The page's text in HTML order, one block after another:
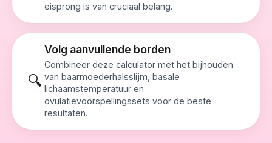
eisprong is van cruciaal belang.
🔍
Volg aanvullende borden
Combineer deze calculator met het bijhouden
van baarmoederhalsslijm, basale
lichaamstemperatuur en
ovulatievoorspellingssets voor de beste
resultaten.